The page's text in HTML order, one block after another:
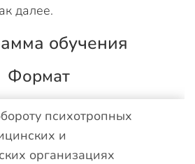
далее.
обучения
Формат
психотропных
и
организациях